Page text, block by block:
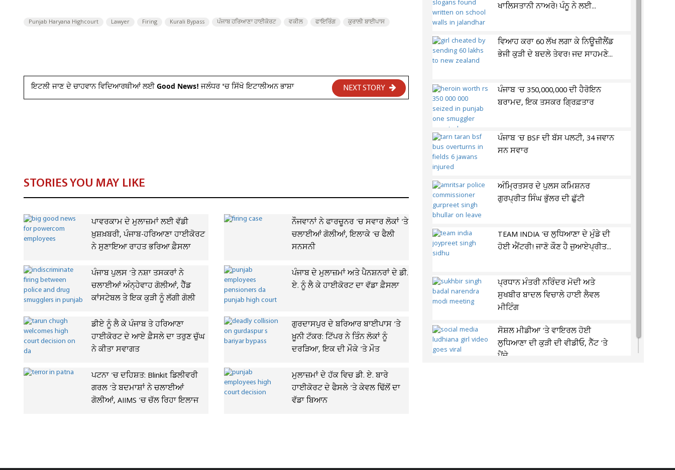
Punjab Haryana Highcourt Lawyer Firing Kurali Bypass ਪੰਜਾਬ ਹਰਿਆਣਾ ਹਾਈਕੋਰਟ ਵਕੀਲ ਫਾਇਰਿੰਗ ਕੁਰਾਲੀ ਬਾਈਪਾਸ
ਇਟਲੀ ਜਾਣ ਦੇ ਚਾਹਵਾਨ ਵਿਦਿਆਰਥੀਆਂ ਲਈ Good News! ਜਲੰਧਰ 'ਚ ਸਿੱਖੋ ਇਟਾਲੀਅਨ ਭਾਸ਼ਾ NEXT STORY
STORIES YOU MAY LIKE
ਪਾਵਰਕਾਮ ਦੇ ਮੁਲਾਜ਼ਮਾਂ ਲਈ ਵੱਡੀ
ਖ਼ੁਸ਼ਖ਼ਬਰੀ, ਪੰਜਾਬ-ਹਰਿਆਣਾ ਹਾਈਕੋਰਟ
ਨੇ ਸੁਣਾਇਆ ਰਾਹਤ ਭਰਿਆ ਫ਼ੈਸਲਾ
ਨੌਜਵਾਨਾਂ ਨੇ ਫਾਰਚੂਨਰ 'ਚ ਸਵਾਰ ਲੋਕਾਂ 'ਤੇ
ਚਲਾਈਆਂ ਗੋਲੀਆਂ, ਇਲਾਕੇ 'ਚ ਫੈਲੀ
ਸਨਸਨੀ
ਪੰਜਾਬ ਪੁਲਸ 'ਤੇ ਨਸ਼ਾ ਤਸਕਰਾਂ ਨੇ
ਚਲਾਈਆਂ ਅੰਨ੍ਹੇਵਾਹ ਗੋਲੀਆਂ, ਹੈੱਡ
ਕਾਂਸਟੇਬਲ ਤੇ ਇਕ ਕੁੜੀ ਨੂੰ ਲੱਗੀ ਗੋਲੀ
ਪੰਜਾਬ ਦੇ ਮੁਲਾਜ਼ਮਾਂ ਅਤੇ ਪੈਨਸ਼ਨਰਾਂ ਦੇ ਡੀ.
ਏ. ਨੂੰ ਲੈ ਕੇ ਹਾਈਕੋਰਟ ਦਾ ਵੱਡਾ ਫ਼ੈਸਲਾ
ਡੀਏ ਨੂੰ ਲੈ ਕੇ ਪੰਜਾਬ ਤੇ ਹਰਿਆਣਾ
ਹਾਈਕੋਰਟ ਦੇ ਆਏ ਫ਼ੈਸਲੇ ਦਾ ਤਰੁਣ ਚੁੱਘ
ਨੇ ਕੀਤਾ ਸਵਾਗਤ
ਗੁਰਦਾਸਪੁਰ ਦੇ ਬਰਿਆਰ ਬਾਈਪਾਸ 'ਤੇ
ਖ਼ੂਨੀ ਟੱਕਰ: ਟਿੱਪਰ ਨੇ ਤਿੰਨ ਲੋਕਾਂ ਨੂੰ
ਦਰੜਿਆ, ਇਕ ਦੀ ਮੌਕੇ 'ਤੇ ਮੌਤ
ਪਟਨਾ 'ਚ ਦਹਿਸ਼ਤ: Blinkit ਡਿਲੀਵਰੀ
ਗਰਲ 'ਤੇ ਬਦਮਾਸ਼ਾਂ ਨੇ ਚਲਾਈਆਂ
ਗੋਲੀਆਂ, AIIMS 'ਚ ਚੱਲ ਰਿਹਾ ਇਲਾਜ
ਮੁਲਾਜ਼ਮਾਂ ਦੇ ਹੱਕ ਵਿਚ ਡੀ. ਏ. ਬਾਰੇ
ਹਾਈਕੋਰਟ ਦੇ ਫੈਸਲੇ 'ਤੇ ਕੇਵਲ ਢਿੱਲੋਂ ਦਾ
ਵੱਡਾ ਬਿਆਨ
ਖਾਲਿਸਤਾਨੀ ਨਾਅਰੇ! ਪੰਨੂ ਨੇ ਲਈ...
ਵਿਆਹ ਕਰਾ 60 ਲੱਖ ਲਗਾ ਕੇ ਨਿਊਜ਼ੀਲੈਂਡ
ਭੇਜੀ ਕੁੜੀ ਦੇ ਬਦਲੇ ਤੇਵਰ! ਜਦ ਸਾਹਮਣੇ...
ਪੰਜਾਬ 'ਚ 350,000,000 ਦੀ ਹੈਰੋਇਨ
ਬਰਾਮਦ, ਇਕ ਤਸਕਰ ਗ੍ਰਿਫ਼ਤਾਰ
ਪੰਜਾਬ 'ਚ BSF ਦੀ ਬੱਸ ਪਲਟੀ, 34 ਜਵਾਨ
ਸਨ ਸਵਾਰ
ਅੰਮ੍ਰਿਤਸਰ ਦੇ ਪੁਲਸ ਕਮਿਸ਼ਨਰ
ਗੁਰਪ੍ਰੀਤ ਸਿੰਘ ਭੁੱਲਰ ਦੀ ਛੁੱਟੀ
TEAM INDIA 'ਚ ਲੁਧਿਆਣਾ ਦੇ ਮੁੰਡੇ ਦੀ
ਹੋਈ ਐਂਟਰੀ! ਜਾਣੋ ਕੌਣ ਹੈ ਜੁਆਏਪ੍ਰੀਤ...
ਪ੍ਰਧਾਨ ਮੰਤਰੀ ਨਰਿੰਦਰ ਮੋਦੀ ਅਤੇ
ਸੁਖਬੀਰ ਬਾਦਲ ਵਿਚਾਲੇ ਹਾਈ ਲੈਵਲ
ਮੀਟਿੰਗ
ਸੋਸ਼ਲ ਮੀਡੀਆ 'ਤੇ ਵਾਇਰਲ ਹੋਈ
ਲੁਧਿਆਣਾ ਦੀ ਕੁੜੀ ਦੀ ਵੀਡੀਓ, ਨੈੱਟ 'ਤੇ
ਪੈਂਦੇ...